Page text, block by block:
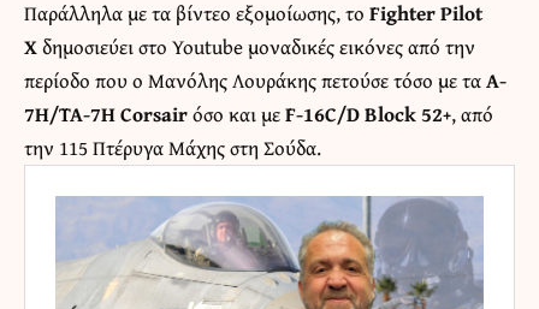
Παράλληλα με τα βίντεο εξομοίωσης, το Fighter Pilot
Xδημοσιεύει στο Youtube μοναδικές εικόνες από την
περίοδο που ο Μανόλης Λουράκης πετούσε τόσο με ταA-
7H/TA-7H Corsairόσο και μεF-16C/D Block 52+, από
την 115 Πτέρυγα Μάχης στη Σου΄δα.